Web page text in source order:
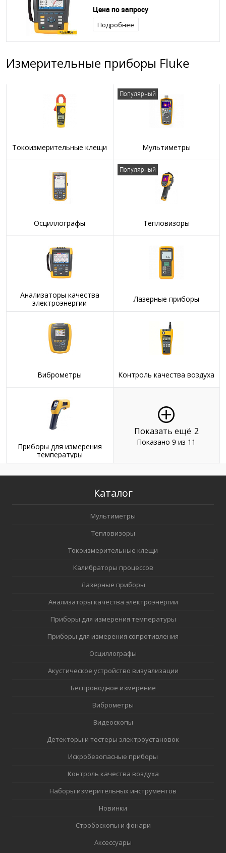
Цена по запросу
Подробнее
Измерительные приборы Fluke
Токоизмерительные клещи
Популярный
Мультиметры
Осциллографы
Популярный
Тепловизоры
Анализаторы качества
электроэнергии
Лазерные приборы
Виброметры Контроль качества воздуха
Приборы для измерения
температуры
Показать ещё 2
Показано 9 из 11
Каталог
Мультиметры
Тепловизоры
Токоизмерительные клещи
Калибраторы процессов
Лазерные приборы
Анализаторы качества электроэнергии
Приборы для измерения температуры
Приборы для измерения сопротивления
Осциллографы
Акустическое устройство визуализации
Беспроводное измерение
Виброметры
Видеоскопы
Детекторы и тестеры электроустановок
Искробезопасные приборы
Контроль качества воздуха
Наборы измерительных инструментов
Новинки
Стробоскопы и фонари
Аксессуары